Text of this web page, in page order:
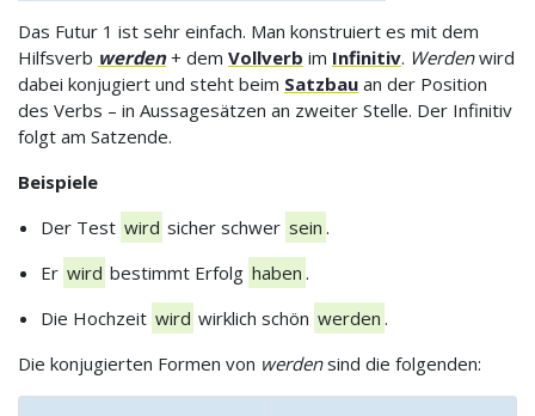
Das Futur 1 ist sehr einfach. Man konstruiert es mit dem
Hilfsverb werden+ dem Vollverb im Infinitiv. Werdenwird
dabei konjugiert und steht beim Satzbau an der Position
des Verbs – in Aussagesätzen an zweiter Stelle. Der Infinitiv
folgt am Satzende.
Beispiele
Der Test wird sicher schwer sein .
Er wird bestimmt Erfolg haben .
Die Hochzeit wird wirklich schön werden .
Die konjugierten Formen von werdensind die folgenden: